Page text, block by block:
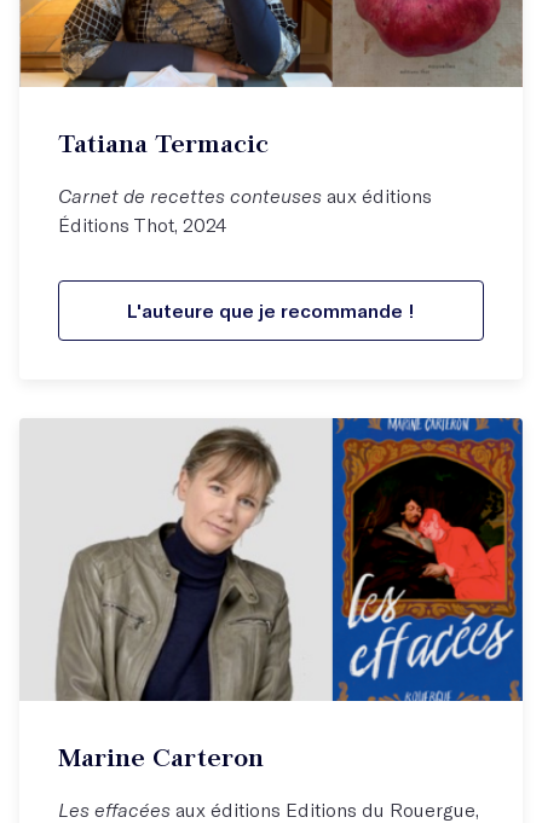
Tatiana Termacic
Carnet de recettes conteuses aux éditions
Éditions Thot, 2024
L'auteure que je recommande !
Marine Carteron
Les effacées aux éditions Editions du Rouergue,